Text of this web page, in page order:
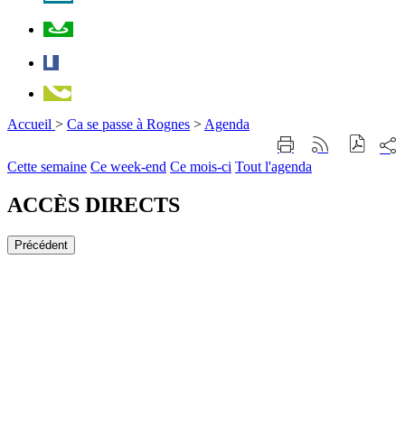
Accueil > Ca se passe à Rognes > Agenda
Imprimer
cette
page
Générer
flux
sur
Cette semaine Ce week-end Ce mois-ci Tout l'agenda
ACCÈS DIRECTS
Précédent